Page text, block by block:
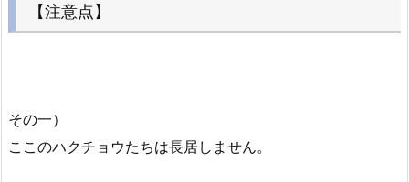
【注意点】
その一）
ここのハクチョウたちは長居しません。